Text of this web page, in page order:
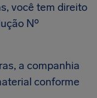
você tem direito
Nº
a companhia
conforme